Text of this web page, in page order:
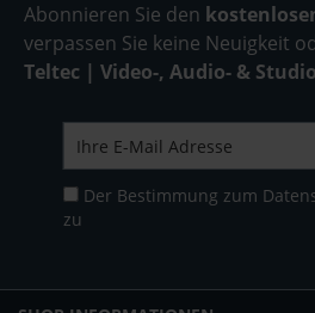
Abonnieren Sie den
verpassen Sie keine Neuigkeit
Teltec | Video-, Audio- &
Der Bestimmung zum
zu